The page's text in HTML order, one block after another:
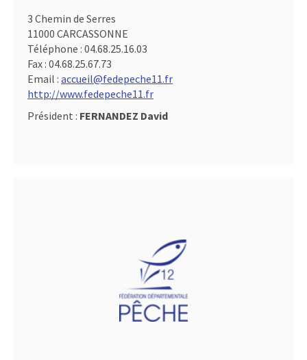
3 Chemin de Serres
11000 CARCASSONNE
Téléphone : 04.68.25.16.03
Fax : 04.68.25.67.73
Email : accueil@fedepeche11.fr
http://www.fedepeche11.fr
Président : FERNANDEZ David